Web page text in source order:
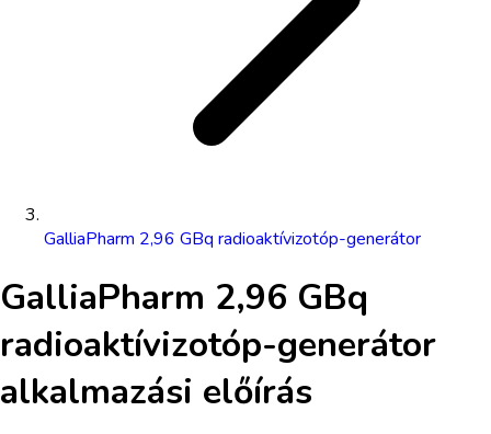
GalliaPharm 2,96 GBq radioaktívizotóp-generátor
GalliaPharm 2,96 GBq
radioaktívizotóp-generátor
alkalmazási előírás